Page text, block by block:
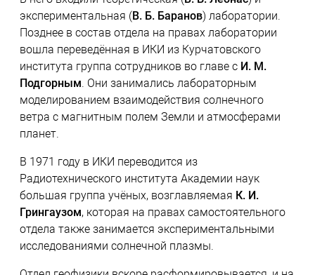
экспериментальная (В. Б. Баранов) лаборатории.
Позднее в состав отдела на правах лаборатории
вошла переведённая в ИКИ из Курчатовского
института группа сотрудников во главе с И. М.
Подгорным . Они занимались лабораторным
моделированием взаимодействия солнечного
ветра с магнитным полем Земли и атмосферами
планет.
В 1971 году в ИКИ переводится из
Радиотехнического института Академии наук
большая группа учёных, возглавляемая К. И.
Грингаузом, которая на правах самостоятельного
отдела также занимается экспериментальными
исследованиями солнечной плазмы.